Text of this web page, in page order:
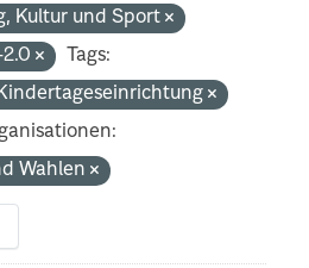
Kultur und Sport
2.0
Tags:
Wahlen